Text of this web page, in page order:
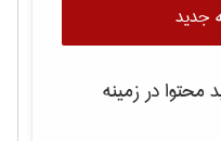
جدید
در زمینه